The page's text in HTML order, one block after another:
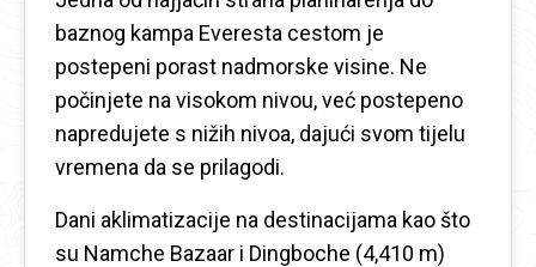
baznog kampa Everesta cestom je
postepeni porast nadmorske visine. Ne
počinjete na visokom nivou, već postepeno
napredujete s nižih nivoa, dajući svom tijelu
vremena da se prilagodi.
Dani aklimatizacije na destinacijama kao što
su Namche Bazaar i Dingboche (4,410 m)